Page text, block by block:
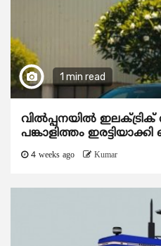
1 min read
വിൽപ്പനയിൽ
പങ്കാളിത്തം
4 weeks ago Kumar